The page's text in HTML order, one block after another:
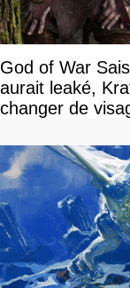
God of War
aurait leaké,
changer de